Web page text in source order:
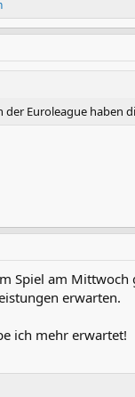
Euroleague haben
Spiel am Mittwoch
erwarten.
ich mehr erwartet!